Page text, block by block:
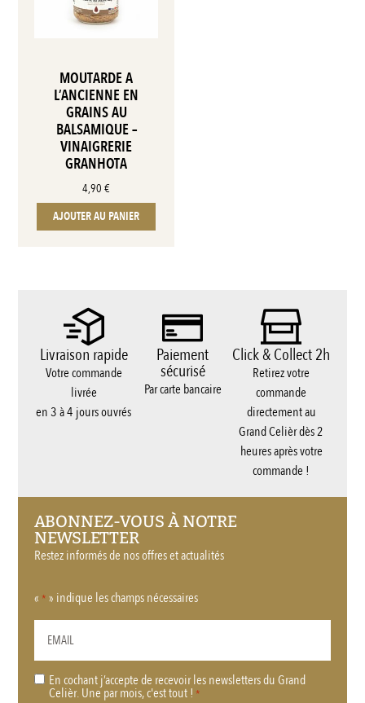
MOUTARDE A
L’ANCIENNE EN
GRAINS AU
BALSAMIQUE –
VINAIGRERIE
GRANHOTA
4,90€
AJOUTER AU PANIER
Livraison rapide
Votre commande
livrée
en 3 à 4 jours ouvrés
Paiement
sécurisé
Par carte bancaire
Click & Collect 2h
Retirez votre
commande
directement au
Grand Celièr dès 2
heures après votre
commande !
ABONNEZ-VOUS À NOTRE
NEWSLETTER
Restez informés de nos offres et actualités
« * » indique les champs nécessaires
RGPDEn cochant j’accepte de recevoir les newsletters du Grand
Celièr. Une par mois, c'est tout ! *